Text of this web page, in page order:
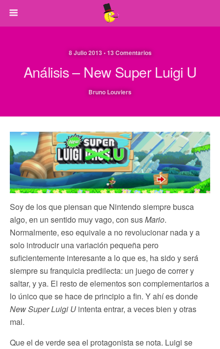
8 Julio 2013 • 13 Comentarios
Análisis – New Super Luigi U
Bruno Louviers
Soy de los que piensan que Nintendo siempre busca
algo, en un sentido muy vago, con susMario.
Normalmente, eso equivale a no revolucionar nada y a
solo introducir una variación pequeña pero
suficientemente interesante a lo que es, ha sido y será
siempre su franquicia predilecta: un juego de correr y
saltar, y ya. El resto de elementos son complementarios a
lo único que se hace de principio a fin. Y ahí es donde
New Super Luigi U intenta entrar, a veces bien y otras
mal.
Que el de verde sea el protagonista se nota. Luigi se